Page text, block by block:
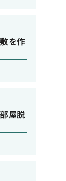
を作
屋脱